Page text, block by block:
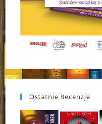
Ostatnie Recenzje